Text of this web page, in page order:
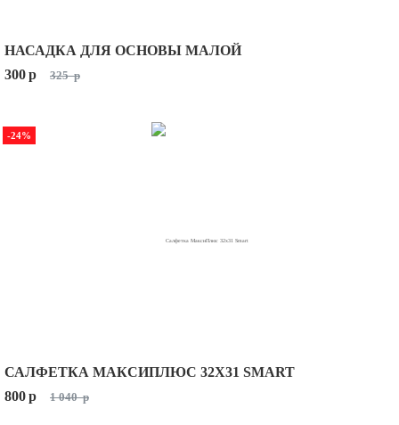
НАСАДКА ДЛЯ ОСНОВЫ МАЛОЙ
300p 325 p
САЛФЕТКА МАКСИПЛЮС 32X31 SMART
800p 1 040 p
-24%